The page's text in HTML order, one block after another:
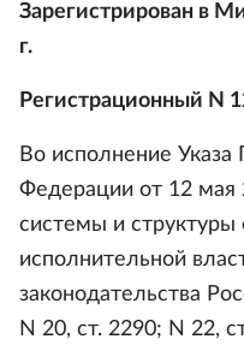
Зарегистрирован в
г.
Регистрационный N
Во исполнение Указа
Федерации от 12 мая
системы и
исполнительной
законодательства
N 20, ст. 2290; N 22,